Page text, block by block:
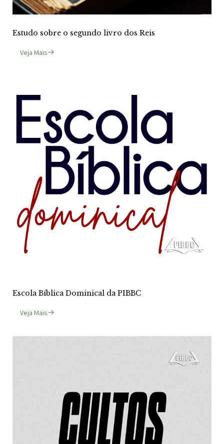
Estudo sobre o segundo livro dos Reis
Veja Mais
Escola Bíblica Dominical da PIBBC
Veja Mais